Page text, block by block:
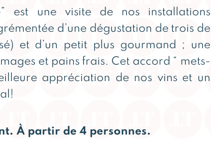
est une visite de nos installations
d’une dégustation de trois de
et d’un petit plus gourmand ; une
et pains frais. Cet accord “ mets-
appréciation de nos vins et un
À partir de 4 personnes.